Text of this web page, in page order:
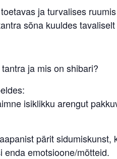
ja turvalises
sõna kuuldes
ja mis on shibari?
isiklikku arengut
pärit
enda emotsioone/mõtteid.